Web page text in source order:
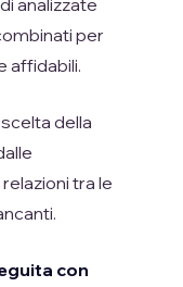
per
affidabili.
della
tra le
con